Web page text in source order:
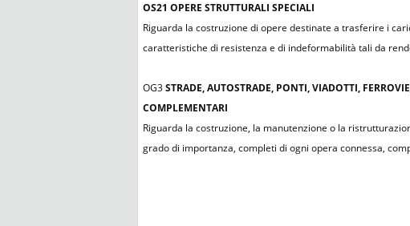
OS21 OPERE STRUTTURALI SPECIALI
Riguarda la costruzione di opere destinate a trasferire i
caratteristiche di resistenza e di indeformabilità tali da
OG3STRADE, AUTOSTRADE, PONTI, VIADOTTI,
COMPLEMENTARI
Riguarda la costruzione, la manutenzione o la
grado di importanza, completi di ogni opera connessa,